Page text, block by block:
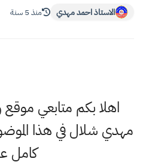
الاستاذ احمد مهدي منذ 5 سنة
اهلا بكم متابعي موقع
مهدي شلال في هذا
كامل